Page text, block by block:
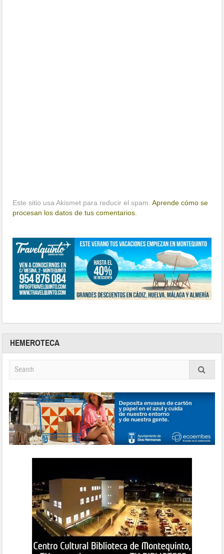
Este sitio usa Akismet para reducir el spam.Aprende cómo se
procesan los datos de tus comentarios.
HEMEROTECA